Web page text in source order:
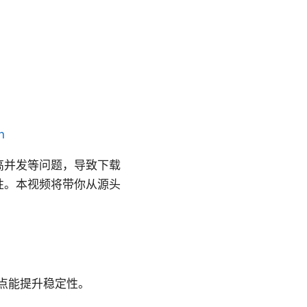
发等问题，导致下载
本视频将带你从源头
提升稳定性。